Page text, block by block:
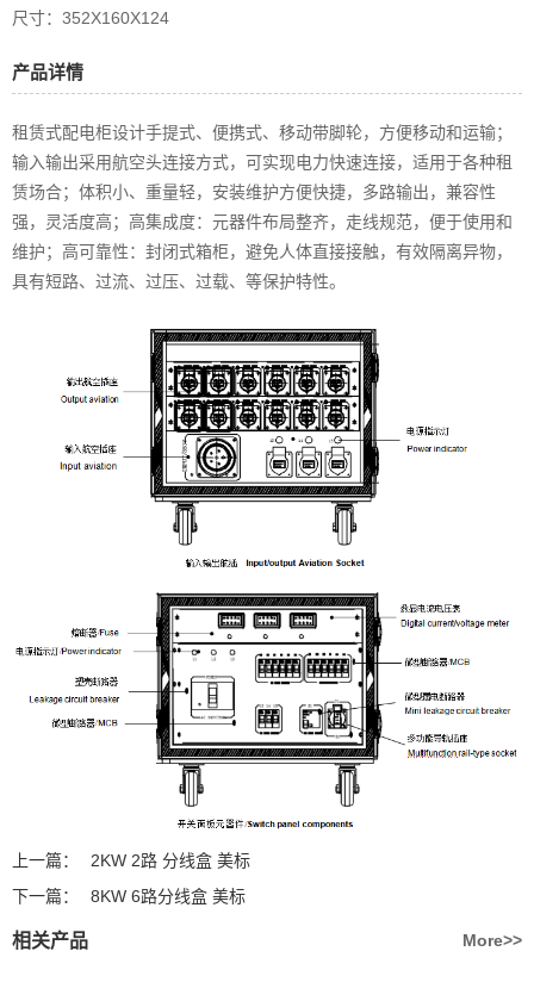
尺寸：352X160X124
产品详情
租赁式配电柜设计手提式、便携式、移动带脚轮，方便移动和运输；
输入输出采用航空头连接方式，可实现电力快速连接，适用于各种租
赁场合；体积小、重量轻，安装维护方便快捷，多路输出，兼容性
强，灵活度高；高集成度：元器件布局整齐，走线规范，便于使用和
维护；高可靠性：封闭式箱柜，避免人体直接接触，有效隔离异物，
具有短路、过流、过压、过载、等保护特性。
上一篇：
2KW 2路 分线盒 美标
下一篇：
8KW 6路分线盒 美标
相关产品 More>>